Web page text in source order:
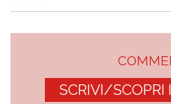
SCRIVI/SCOPRI